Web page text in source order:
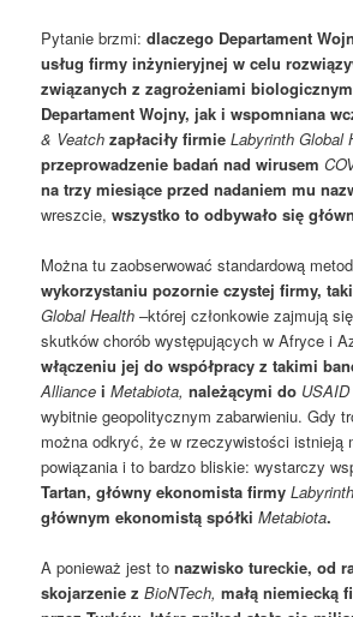
Pytanie brzmi:dlaczego Departament
usług firmy inżynieryjnej w celu
związanych z zagrożeniami
Departament Wojny, jak i wspomniana
& Veatch zapłaciły firmieLabyrinth Global
przeprowadzenie badań nad wirusem
na trzy miesiące przed nadaniem mu
wreszcie,wszystko to odbywało się
Można tu zaobserwować standardową
wykorzystaniu pozornie czystej firmy,
Global Health–której członkowie zajmują
skutków chorób występujących w Afryce i
włączeniu jej do współpracy z takimi
Alliance iMetabiota, należącymi do
wybitnie geopolitycznym zabarwieniu. Gdy
można odkryć, że w rzeczywistości istnieją
powiązania i to bardzo bliskie: wystarczy
Tartan, główny ekonomista firmy
głównym ekonomistą spółkiMetabiota.
A ponieważ jest tonazwisko tureckie, od
skojarzenie zBioNTech, małą niemiecką